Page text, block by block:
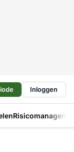
Inloggen